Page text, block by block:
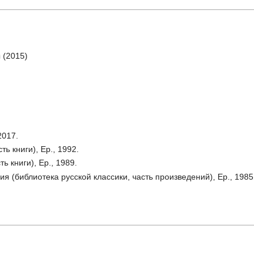
(2015)
книги), Ер., 1992.
книги), Ер., 1989.
(библиотека русской классики, часть произведений), Ер., 1985.